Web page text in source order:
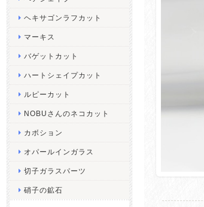
ヘキサゴンラフカット
マーキス
バゲットカット
ハートシェイプカット
ルピーカット
NOBUさんのネコカット
カボション
オパールインガラス
切子ガラスパーツ
硝子の鉱石